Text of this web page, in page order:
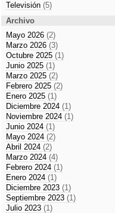
Televisión (5)
Archivo
Mayo 2026 (2)
Marzo 2026 (3)
Octubre 2025 (1)
Junio 2025 (1)
Marzo 2025 (2)
Febrero 2025 (2)
Enero 2025 (1)
Diciembre 2024 (1)
Noviembre 2024 (1)
Junio 2024 (1)
Mayo 2024 (2)
Abril 2024 (2)
Marzo 2024 (4)
Febrero 2024 (1)
Enero 2024 (1)
Diciembre 2023 (1)
Septiembre 2023 (1)
Julio 2023 (1)